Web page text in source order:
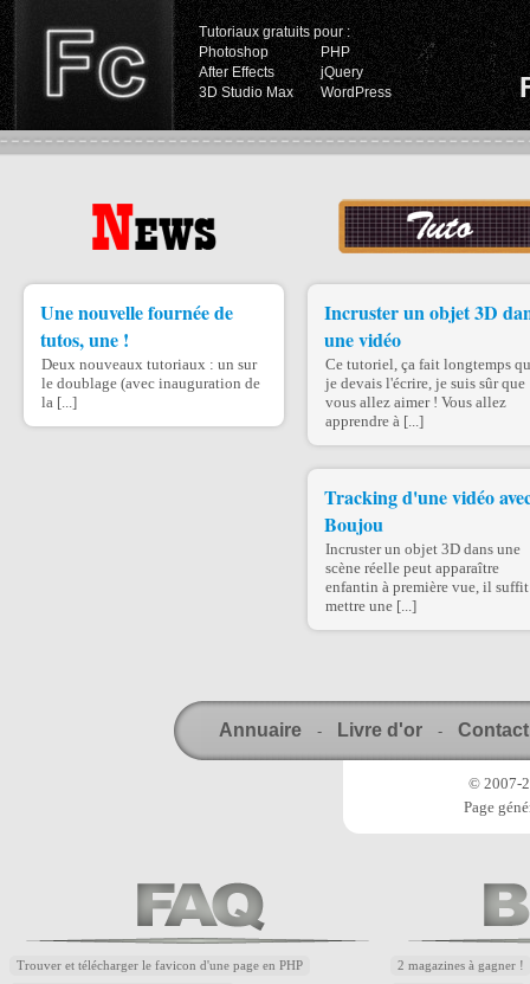
Tutoriaux gratuits pour :
Photoshop
PHP
After Effects
jQuery
3D Studio Max
WordPress
Une nouvelle fournée de
tutos, une !
Deux nouveaux tutoriaux : un sur
le doublage (avec inauguration de
la [...]
Incruster un objet 3D
une vidéo
Ce tutoriel, ça fait longtemps
je devais l'écrire, je suis sûr que
vous allez aimer ! Vous allez
apprendre à [...]
Tracking d'une vidéo
Boujou
Incruster un objet 3D dans une
scène réelle peut apparaître
enfantin à première vue, il
mettre une [...]
Annuaire - Livre d'or - Contact
© 2007-
Page
Trouver et télécharger le favicon d'une page en PHP 2 magazines à gagner !